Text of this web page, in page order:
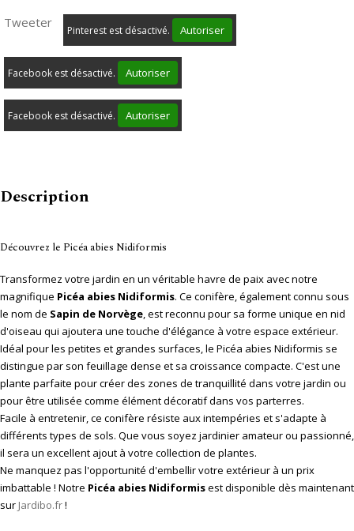
Tweeter
Pinterest est désactivé. Autoriser
Facebook est désactivé. Autoriser
Facebook est désactivé. Autoriser
Description
Découvrez le Picéa abies Nidiformis
Transformez votre jardin en un véritable havre de paix avec notre
magnifique Picéa abies Nidiformis. Ce conifère, également connu sous
le nom de Sapin de Norvège, est reconnu pour sa forme unique en nid
d'oiseau qui ajoutera une touche d'élégance à votre espace extérieur.
Idéal pour les petites et grandes surfaces, le Picéa abies Nidiformis se
distingue par son feuillage dense et sa croissance compacte. C'est une
plante parfaite pour créer des zones de tranquillité dans votre jardin ou
pour être utilisée comme élément décoratif dans vos parterres.
Facile à entretenir, ce conifère résiste aux intempéries et s'adapte à
différents types de sols. Que vous soyez jardinier amateur ou passionné,
il sera un excellent ajout à votre collection de plantes.
Ne manquez pas l'opportunité d'embellir votre extérieur à un prix
imbattable ! Notre Picéa abies Nidiformisest disponible dès maintenant
sur Jardibo.fr!